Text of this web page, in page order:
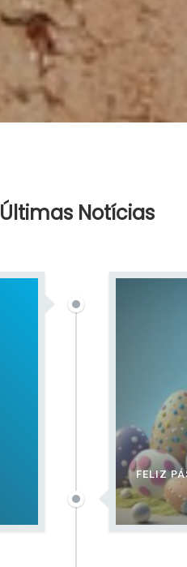
Últimas Notícias
FELIZ